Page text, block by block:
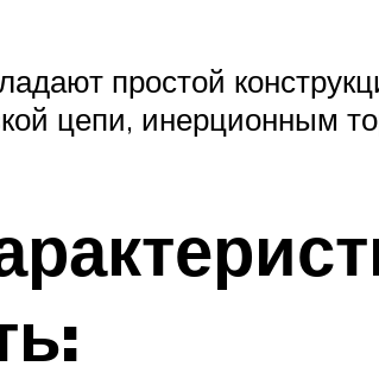
простой
цепи, инерционным